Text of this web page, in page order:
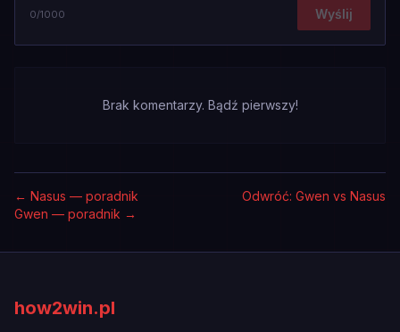
0/1000 Wyślij
Brak komentarzy. Bądź pierwszy!
← Nasus — poradnik
Odwróć: Gwen vs Nasus
Gwen — poradnik →
how2win.pl